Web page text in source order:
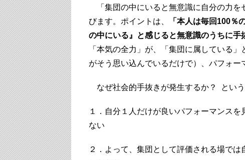
「集団の中にいると無意識に自分の力を
びます。ポイントは、
「本人は毎回100％
の中にいる』と感じると無意識のうちに手
「本気の全力」が、「集団に属している
がそう思い込んでいるだけで）、パフォー
なぜ社会的手抜きが発生するか？ という
１．自分１人だけが良いパフォーマンス
ない
２．よって、集団として評価される場で